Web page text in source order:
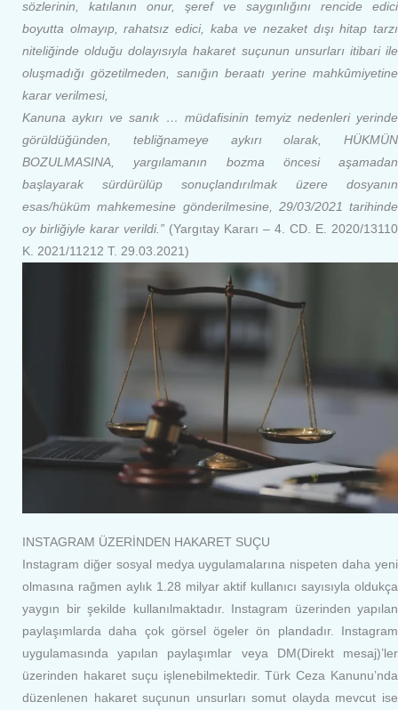
sözlerinin, katılanın onur, şeref ve saygınlığını rencide edici
boyutta olmayıp, rahatsız edici, kaba ve nezaket dışı hitap tarzı
niteliğinde olduğu dolayısıyla hakaret suçunun unsurları itibari ile
oluşmadığı gözetilmeden, sanığın beraatı yerine mahkûmiyetine
karar verilmesi,
Kanuna aykırı ve sanık … müdafisinin temyiz nedenleri yerinde
görüldüğünden, tebliğnameye aykırı olarak, HÜKMÜN
BOZULMASINA, yargılamanın bozma öncesi aşamadan
başlayarak sürdürülüp sonuçlandırılmak üzere dosyanın
esas/hüküm mahkemesine gönderilmesine, 29/03/2021 tarihinde
oy birliğiyle karar verildi.” (Yargıtay Kararı – 4. CD. E. 2020/13110
K. 2021/11212 T. 29.03.2021)
INSTAGRAM ÜZERİNDEN HAKARET SUÇU
Instagram diğer sosyal medya uygulamalarına nispeten daha yeni
olmasına rağmen aylık 1.28 milyar aktif kullanıcı sayısıyla oldukça
yaygın bir şekilde kullanılmaktadır. Instagram üzerinden yapılan
paylaşımlarda daha çok görsel ögeler ön plandadır. Instagram
uygulamasında yapılan paylaşımlar veya DM(Direkt mesaj)’ler
üzerinden hakaret suçu işlenebilmektedir. Türk Ceza Kanunu’nda
düzenlenen hakaret suçunun unsurları somut olayda mevcut ise